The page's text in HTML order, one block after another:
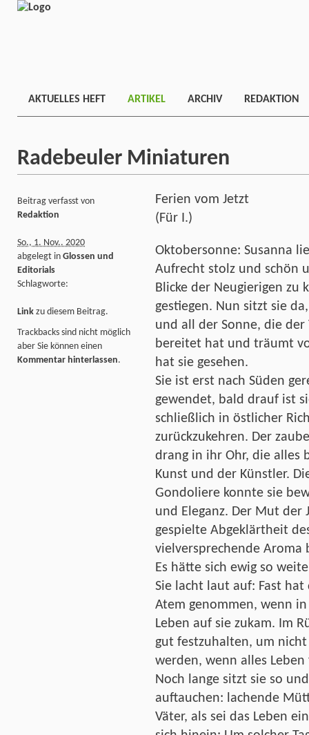
AKTUELLES HEFT ARTIKEL ARCHIV REDAKTION
Radebeuler Miniaturen
Ferien vom Jetzt
(Für I.)
Oktobersonne: Susanna
Aufrecht stolz und schön
Blicke der Neugierigen zu
gestiegen. Nun sitzt sie
und all der Sonne, die
bereitet hat und träumt
hat sie gesehen.
Sie ist erst nach Süden
gewendet, bald drauf ist
schließlich in östlicher
zurückzukehren. Der
drang in ihr Ohr, die alles
Kunst und der Künstler.
Gondoliere konnte sie
und Eleganz. Der Mut der
gespielte Abgeklärtheit
vielversprechende Aroma
Es hätte sich ewig so
Sie lacht laut auf: Fast
Atem genommen, wenn
Leben auf sie zukam. Im
gut festzuhalten, um
werden, wenn alles
Noch lange sitzt sie so
auftauchen: lachende
Väter, als sei das Leben
Beitrag verfasst von
Redaktion
So., 1. Nov.. 2020
abgelegt in Glossen und
Editorials
Schlagworte:
Link zu diesem Beitrag.
Trackbacks sind nicht möglich
aber Sie können einen
Kommentar hinterlassen.